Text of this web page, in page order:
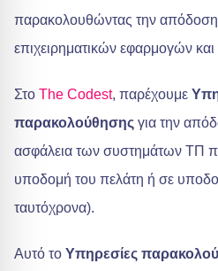
παρακολουθώντας την απόδοση
επιχειρηματικών εφαρμογών
Στο The Codest, παρέχουμε
παρακολούθησης για την
ασφάλεια των συστημάτων ΤΠ
υποδομή του πελάτη ή σε
ταυτόχρονα).
Αυτό το Υπηρεσίες